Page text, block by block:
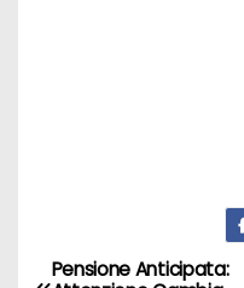
Pensione Anticipata: